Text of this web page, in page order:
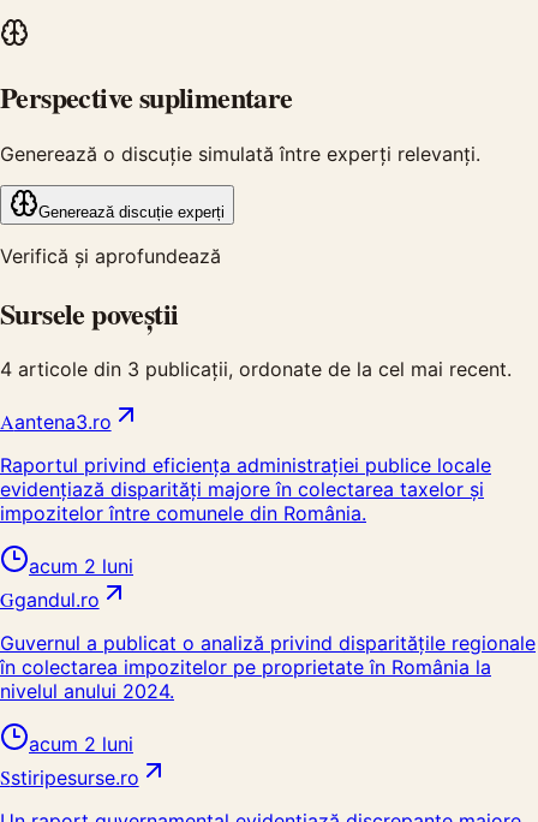
Perspective suplimentare
Generează o discuție simulată între experți relevanți.
Generează discuție experți
Verifică și aprofundează
Sursele poveștii
4 articole din 3 publicații, ordonate de la cel mai recent.
Aantena3.ro
Raportul privind eficiența administrației publice locale
evidențiază disparități majore în colectarea taxelor și
impozitelor între comunele din România.
acum 2 luni
Ggandul.ro
Guvernul a publicat o analiză privind disparitățile regionale
în colectarea impozitelor pe proprietate în România la
nivelul anului 2024.
acum 2 luni
Sstiripesurse.ro